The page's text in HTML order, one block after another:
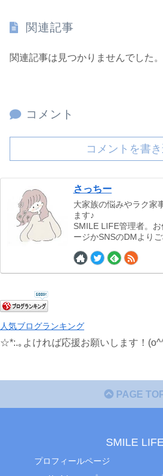
関連記事
関連記事は見つかりませんでした。
コメント
コメントを書
さっちー
大家族の悩みやラク家
ます♪
SMILE LIFE管理者。
ージかSNSのDMよりご
人気ブログランキング
☆*:.｡よければ応援お願いします！
PAGE
SMILE
プロフィールページ